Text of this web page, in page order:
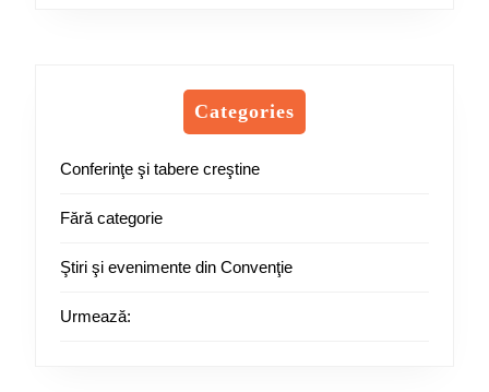
Categories
Conferinţe şi tabere creştine
Fără categorie
Ştiri şi evenimente din Convenţie
Urmează: